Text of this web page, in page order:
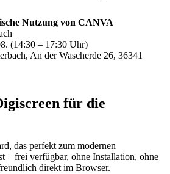
Nutzung von CANVA
(14:30 – 17:30 Uhr)
An der Wascherde 26, 36341
für die
das perfekt zum modernen
– frei verfügbar, ohne Installation, ohne
direkt im Browser.